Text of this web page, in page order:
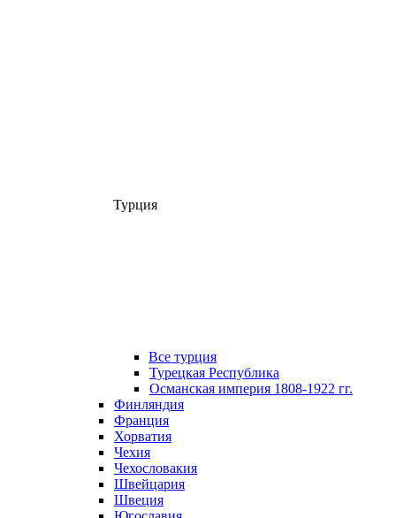
Турция
Все турция
Турецкая Республика
Османская империя 1808-1922 гг.
Финляндия
Франция
Хорватия
Чехия
Чехословакия
Швейцария
Швеция